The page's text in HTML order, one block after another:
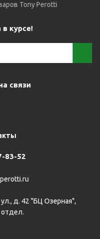
Tony Perotti
в курсе!
связи
83-52
д. 42 "БЦ Озерная",